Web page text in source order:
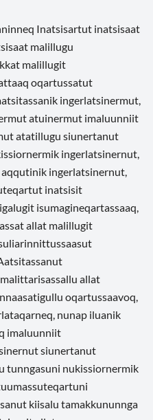
Inatsisartut inatsisaat
malillugu
malillugit
oqartussatut
ingerlatsinermut,
atuinermut imaluunniit
atatillugu siunertanut
ingerlatsinernut,
ingerlatsinernut,
inatsisit
isumagineqartassaaq,
allat malillugit
allat
oqartussaavoq,
nunap iluanik
imaluunniit
siunertanut
tunngasuni nukissiornermik
kiisalu tamakkununnga